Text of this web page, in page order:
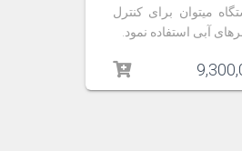
میتوان برای کنترل
آبی استفاده نمود.